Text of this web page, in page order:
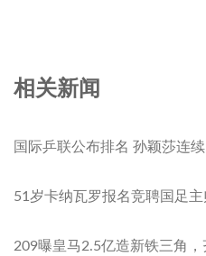
相关新闻
国际乒联公布排名 孙颖莎连
51岁卡纳瓦罗报名竞聘国足
209曝皇马2.5亿造新铁三角